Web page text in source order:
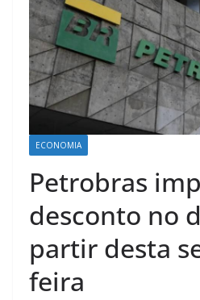
ECONOMIA
Petrobras
desconto no
partir desta
feira